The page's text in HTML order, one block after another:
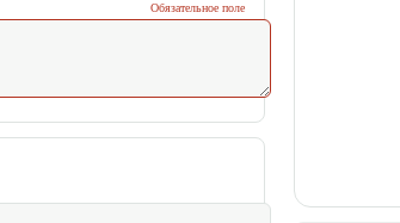
Обязательное поле